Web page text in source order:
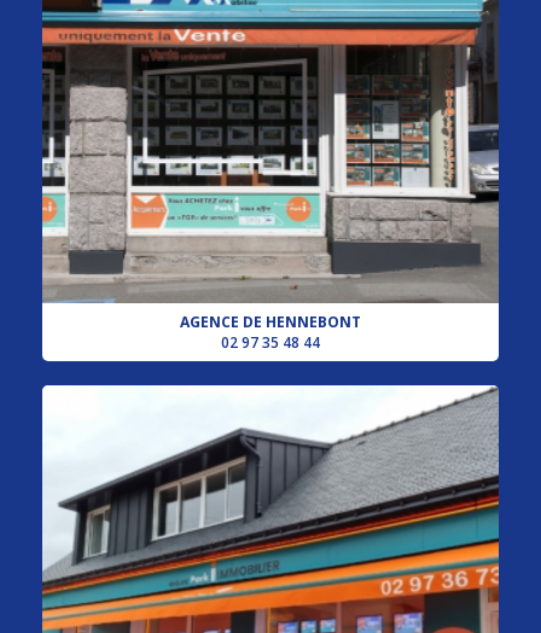
AGENCE DE HENNEBONT
02 97 35 48 44